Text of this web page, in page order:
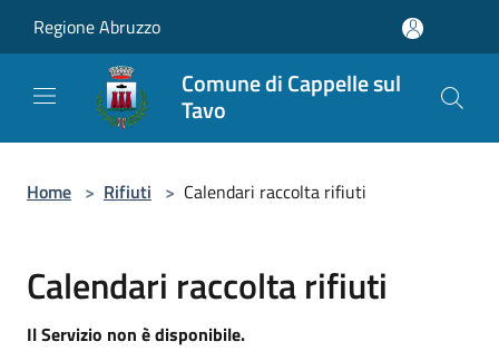
Regione Abruzzo
Comune di Cappelle sul
Tavo
Home > Rifiuti > Calendari raccolta rifiuti
Calendari raccolta rifiuti
Il Servizio non è disponibile.